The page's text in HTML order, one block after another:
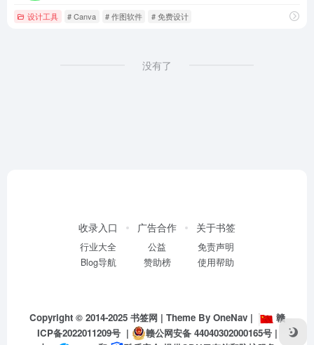
设计工具 # Canva # 作图软件 # 免费设计
没有了
收录入口
行业大全
Blog导航
广告合作
公益
赞助榜
关于书签
免责声明
使用帮助
Copyright © 2014-2025 书签网 | Theme By OneNav|
赣
ICP备2022011209号| 赣公网安备 44040302000165号|